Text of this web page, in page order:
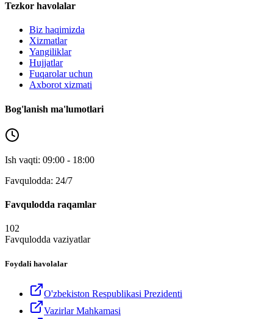
Tezkor havolalar
Biz haqimizda
Xizmatlar
Yangiliklar
Hujjatlar
Fuqarolar uchun
Axborot xizmati
Bog'lanish ma'lumotlari
Ish vaqti: 09:00 - 18:00
Favqulodda: 24/7
Favqulodda raqamlar
102
Favqulodda vaziyatlar
Foydali havolalar
O'zbekiston Respublikasi Prezidenti
Vazirlar Mahkamasi